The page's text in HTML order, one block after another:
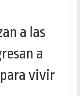
a las
a
vivir